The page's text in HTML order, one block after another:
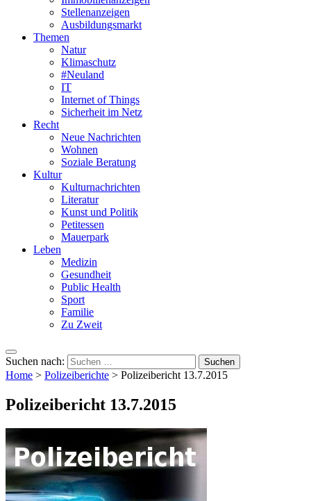
Stellenanzeigen
Ausbildungsmarkt
Themen
Natur
Klimaschutz
#Neuland
IT
Internet of Things
Sicherheit im Netz
Recht
Neue Nachrichten
Wohnen
Soziale Beratung
Kultur
Kulturnachrichten
Literatur
Kunst und Politik
Petitessen
Mauerpark
Leben
Medizin
Gesundheit
Public Health
Sport
Familie
Zu Zweit
Suchen nach:
Home > Polizeiberichte > Polizeibericht 13.7.2015
Polizeibericht 13.7.2015